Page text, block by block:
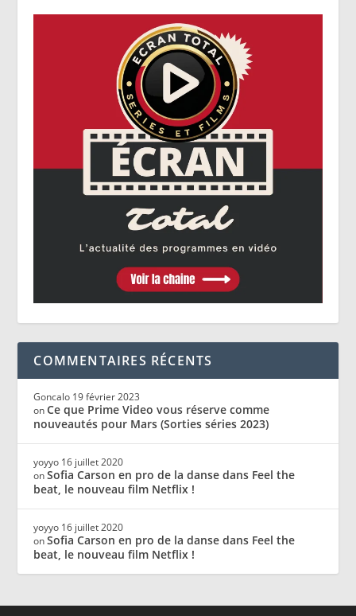
COMMENTAIRES RÉCENTS
Goncalo 19 février 2023
onCe que Prime Video vous réserve comme
nouveautés pour Mars (Sorties séries 2023)
yoyyo 16 juillet 2020
onSofia Carson en pro de la danse dans Feel the
beat, le nouveau film Netflix !
yoyyo 16 juillet 2020
onSofia Carson en pro de la danse dans Feel the
beat, le nouveau film Netflix !